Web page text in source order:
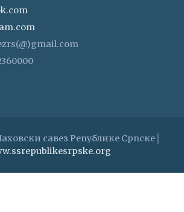
савез Републике Српске│